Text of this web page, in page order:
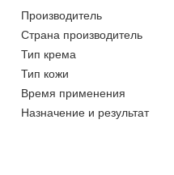
Производитель
Страна производитель
Тип крема
Тип кожи
Время применения
Назначение и результат